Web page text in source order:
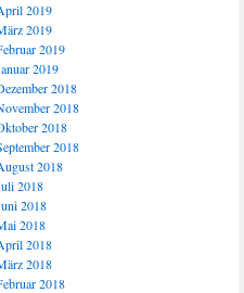
2019
2019
2019
2019
2018
2018
2018
2018
2018
2018
2018
2018
2018
2018
2018